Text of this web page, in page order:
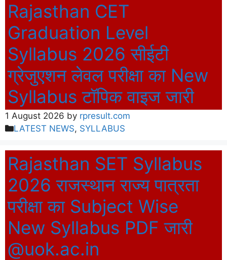
Rajasthan CET
Graduation Level
Syllabus 2026 सीईटी
ग्रेजुएशन लेवल परीक्षा का New
Syllabus टॉपिक वाइज जारी
1 August 2026 by rpresult.com
Categories
LATEST NEWS, SYLLABUS
Rajasthan SET Syllabus
2026 राजस्थान राज्य पात्रता
परीक्षा का Subject Wise
New Syllabus PDF जारी
@uok.ac.in